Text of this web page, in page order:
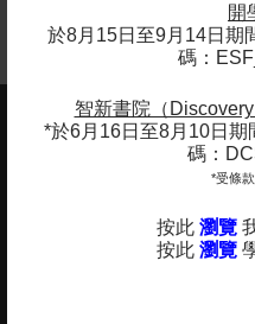
開
於8月15日至9月14日期
碼：
智新書院（
*於6月16日至8月10日
碼：
*受條
按此 瀏覽
按此 瀏覽
ESF EXPLORE
辦公室地址 (不提供查詢及報